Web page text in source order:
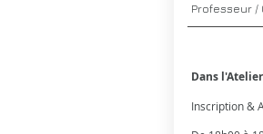
Professeur /
Dans
Inscription &